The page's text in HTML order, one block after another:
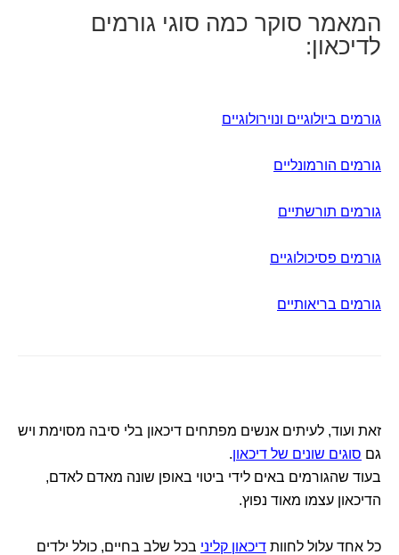
המאמר סוקר כמה סוגי גורמים
לדיכאון:
גורמים ביולוגיים ונוירולוגיים
גורמים הורמונליים
גורמים תורשתיים
גורמים פסיכולוגיים
גורמים בריאותיים
זאת ועוד, לעיתים אנשים מפתחים דיכאון בלי סיבה מסוימת ויש
גם סוגים שונים של דיכאון.
בעוד שהגורמים באים לידי ביטוי באופן שונה מאדם לאדם,
הדיכאון עצמו מאוד נפוץ.
כל אחד עלול לחוות דיכאון קליני בכל שלב בחיים, כולל ילדים